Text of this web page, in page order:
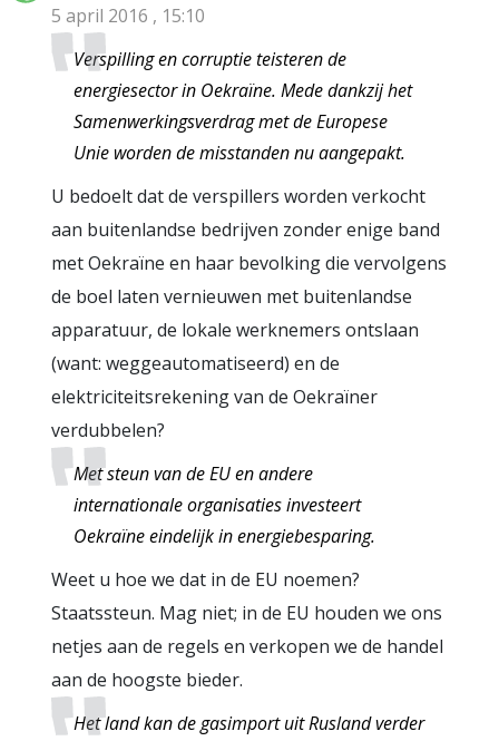
5 april 2016 , 15:10
Verspilling en corruptie teisteren de
energiesector in Oekraïne. Mede dankzij het
Samenwerkingsverdrag met de Europese
Unie worden de misstanden nu aangepakt.
U bedoelt dat de verspillers worden verkocht
aan buitenlandse bedrijven zonder enige band
met Oekraïne en haar bevolking die vervolgens
de boel laten vernieuwen met buitenlandse
apparatuur, de lokale werknemers ontslaan
(want: weggeautomatiseerd) en de
elektriciteitsrekening van de Oekraïner
verdubbelen?
Met steun van de EU en andere
internationale organisaties investeert
Oekraïne eindelijk in energiebesparing.
Weet u hoe we dat in de EU noemen?
Staatssteun. Mag niet; in de EU houden we ons
netjes aan de regels en verkopen we de handel
aan de hoogste bieder.
Het land kan de gasimport uit Rusland verder